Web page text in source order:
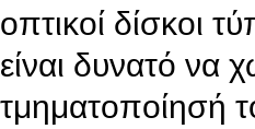
οπτικοί δίσκοι
είναι δυνατό να
τμηματοποίησή